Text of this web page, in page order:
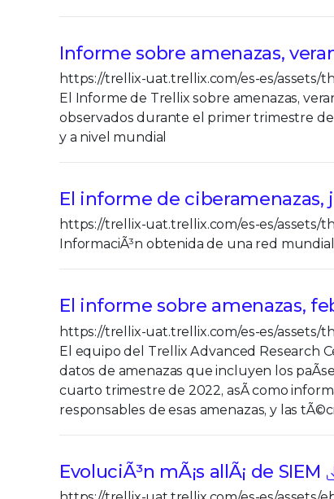
Informe sobre amenazas,
https://trellix-uat.trellix.com/es-es/
El Informe de Trellix sobre amenazas,
observados durante el primer trimestre de
y a nivel mundial
El informe de ciberamenazas,
https://trellix-uat.trellix.com/es-es/
InformaciÃ³n obtenida de una red
El informe sobre amenazas,
https://trellix-uat.trellix.com/es-es/
El equipo del Trellix Advanced Research
datos de amenazas que incluyen los
cuarto trimestre de 2022, asÃ­ como
responsables de esas amenazas, y las
EvoluciÃ³n mÃ¡s allÃ¡ de SIEM